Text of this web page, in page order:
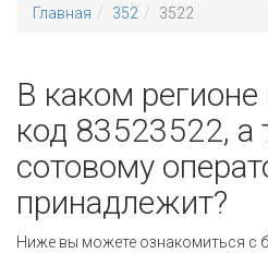
Главная 352 3522
В каком регионе
код 83523522, а
сотовому
принадлежит?
Ниже вы можете ознакомиться с